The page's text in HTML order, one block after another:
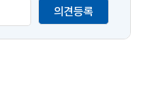
의견등록